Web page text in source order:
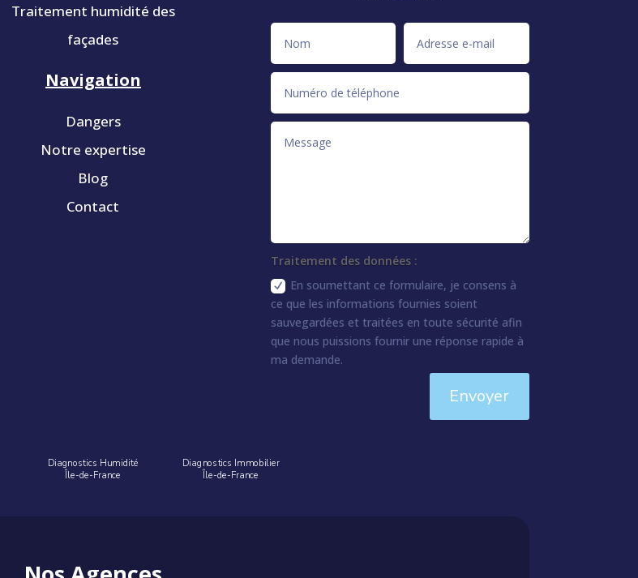
Traitement humidité des
façades
Navigation
Dangers
Notre expertise
Blog
Contact
Traitement des données :
En soumettant ce formulaire, je consens à
ce que les informations fournies soient
sauvegardées et traitées en toute sécurité afin
que nous puissions fournir une réponse rapide à
ma demande.
Envoyer
Diagnostics Humidité
Île-de-France
Diagnostics Immobilier
Île-de-France